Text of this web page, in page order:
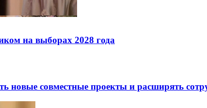
на выборах 2028 года
совместные проекты и расширять